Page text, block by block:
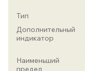
Тип
Дополнительный
индикатор
Наименьший
предел